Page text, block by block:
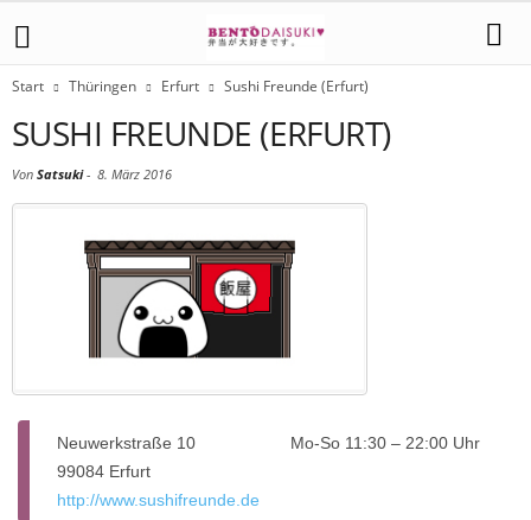
Start Thüringen Erfurt Sushi Freunde (Erfurt)
SUSHI FREUNDE (ERFURT)
Von Satsuki- 8. März 2016
Neuwerkstraße 10
99084 Erfurt
http://www.sushifreunde.de
Mo-So 11:30 – 22:00 Uhr